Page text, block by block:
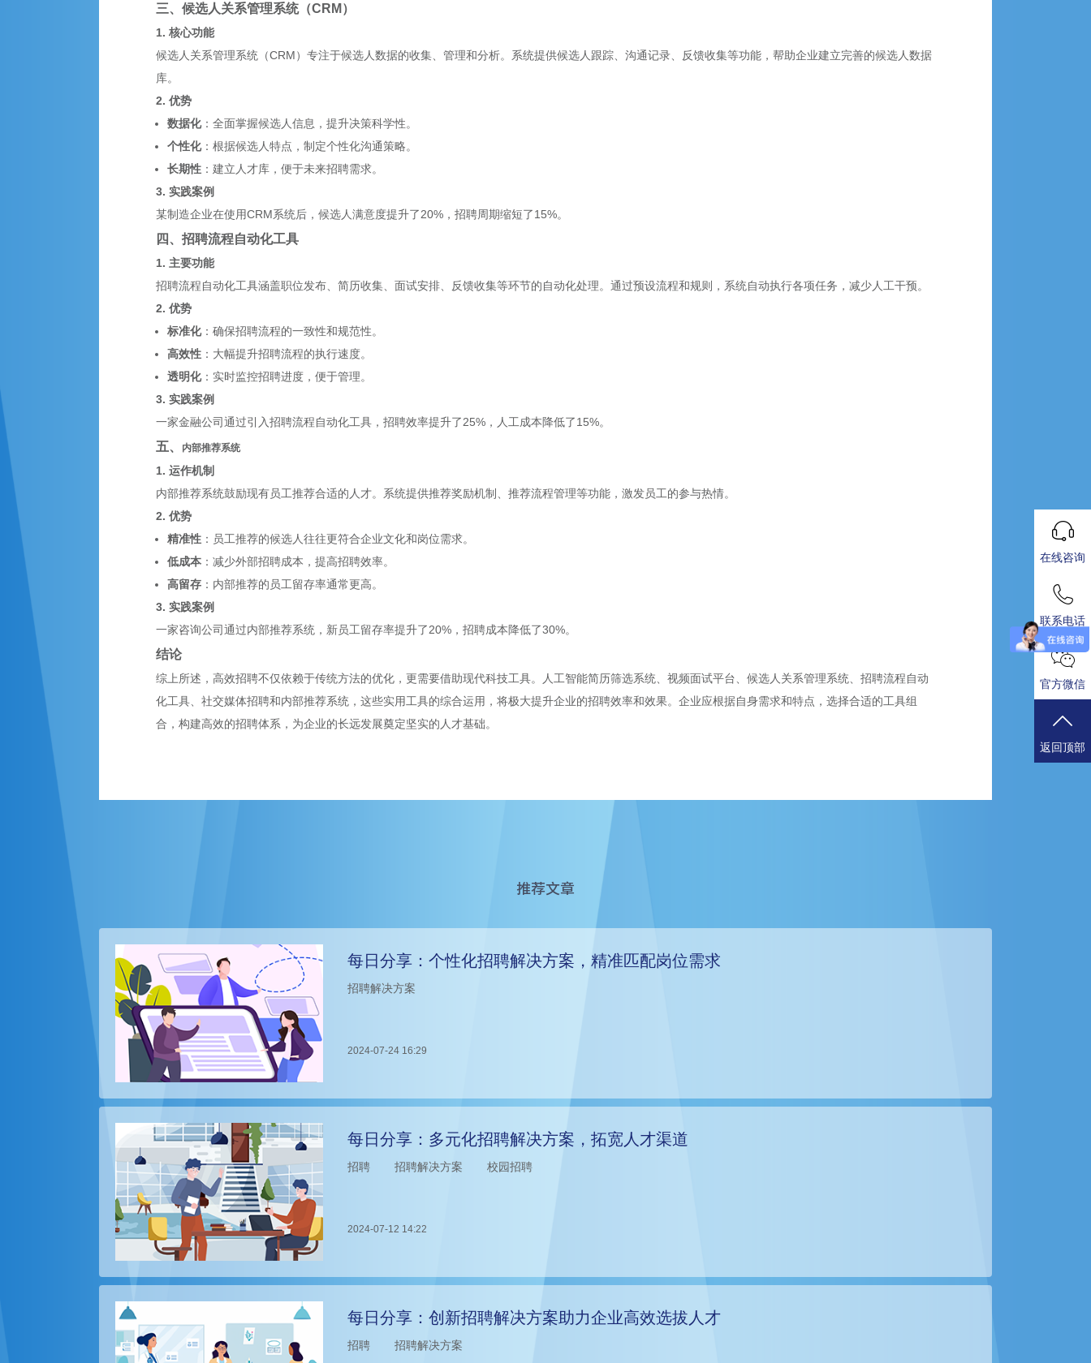
三、候选人关系管理系统（CRM）
1. 核心功能
候选人关系管理系统（CRM）专注于候选人数据的收集、管理和分析。系统提供候选人跟踪、沟通记录、反馈收集等功能，帮助企业建立完善的候选人数据
库。
2. 优势
数据化：全面掌握候选人信息，提升决策科学性。
个性化：根据候选人特点，制定个性化沟通策略。
长期性 ：建立人才库，便于未来招聘需求。
3. 实践案例
某制造企业在使用CRM系统后，候选人满意度提升了20%，招聘周期缩短了15%。
四、招聘流程自动化工具
1. 主要功能
招聘流程自动化工具涵盖职位发布、简历收集、面试安排、反馈收集等环节的自动化处理。通过预设流程和规则，系统自动执行各项任务，减少人工干预。
2. 优势
标准化：确保招聘流程的一致性和规范性。
高效性 ：大幅提升招聘流程的执行速度。
透明化：实时监控招聘进度，便于管理。
3. 实践案例
一家金融公司通过引入招聘流程自动化工具，招聘效率提升了25%，人工成本降低了15%。
五、 内部推荐系统
1. 运作机制
内部推荐系统鼓励现有员工推荐合适的人才。系统提供推荐奖励机制、推荐流程管理等功能，激发员工的参与热情。
2. 优势
精准性 ：员工推荐的候选人往往更符合企业文化和岗位需求。
低成本 ：减少外部招聘成本，提高招聘效率。
高留存 ：内部推荐的员工留存率通常更高。
3. 实践案例
一家咨询公司通过内部推荐系统，新员工留存率提升了20%，招聘成本降低了30%。
结论
综上所述，高效招聘不仅依赖于传统方法的优化，更需要借助现代科技工具。人工智能简历筛选系统、视频面试平台、候选人关系管理系统、招聘流程自动
化工具、社交媒体招聘和内部推荐系统，这些实用工具的综合运用，将极大提升企业的招聘效率和效果。企业应根据自身需求和特点，选择合适的工具组
合，构建高效的招聘体系，为企业的长远发展奠定坚实的人才基础。
推荐文章
每日分享：个性化招聘解决方案，精准匹配岗位需求
招聘解决方案
2024-07-24 16:29
每日分享：多元化招聘解决方案，拓宽人才渠道
招聘 招聘解决方案 校园招聘
2024-07-12 14:22
每日分享：创新招聘解决方案助力企业高效选拔人才
招聘 招聘解决方案
在线咨询
联系电话
官方微信
返回顶部